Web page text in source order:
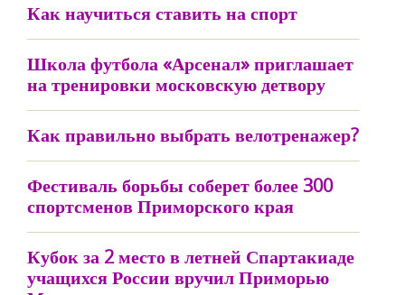
Как научиться ставить на спорт
Школа футбола «Арсенал» приглашает
на тренировки московскую детвору
Как правильно выбрать велотренажер?
Фестиваль борьбы соберет более 300
спортсменов Приморского края
Кубок за 2 место в летней Спартакиаде
учащихся России вручил Приморью